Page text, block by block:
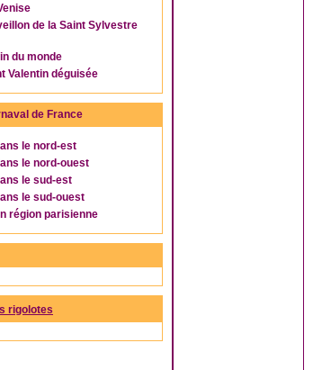
de la Saint Sylvestre
du monde
Valentin déguisée
de France
le nord-est
le nord-ouest
le sud-est
le sud-ouest
région parisienne
rigolotes